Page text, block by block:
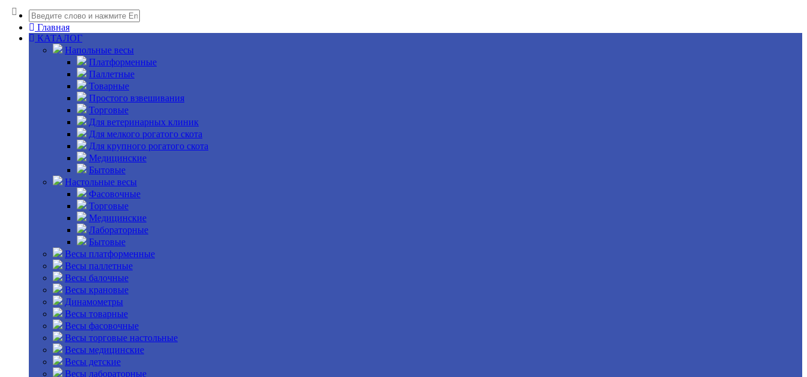
Главная
КАТАЛОГ
Напольные весы
Платформенные
Паллетные
Товарные
Простого взвешивания
Торговые
Для ветеринарных клиник
Для мелкого рогатого скота
Для крупного рогатого скота
Медицинские
Бытовые
Настольные весы
Фасовочные
Торговые
Медицинские
Лабораторные
Бытовые
Весы платформенные
Весы паллетные
Весы балочные
Весы крановые
Динамометры
Весы товарные
Весы фасовочные
Весы торговые настольные
Весы медицинские
Весы детские
Весы лабораторные